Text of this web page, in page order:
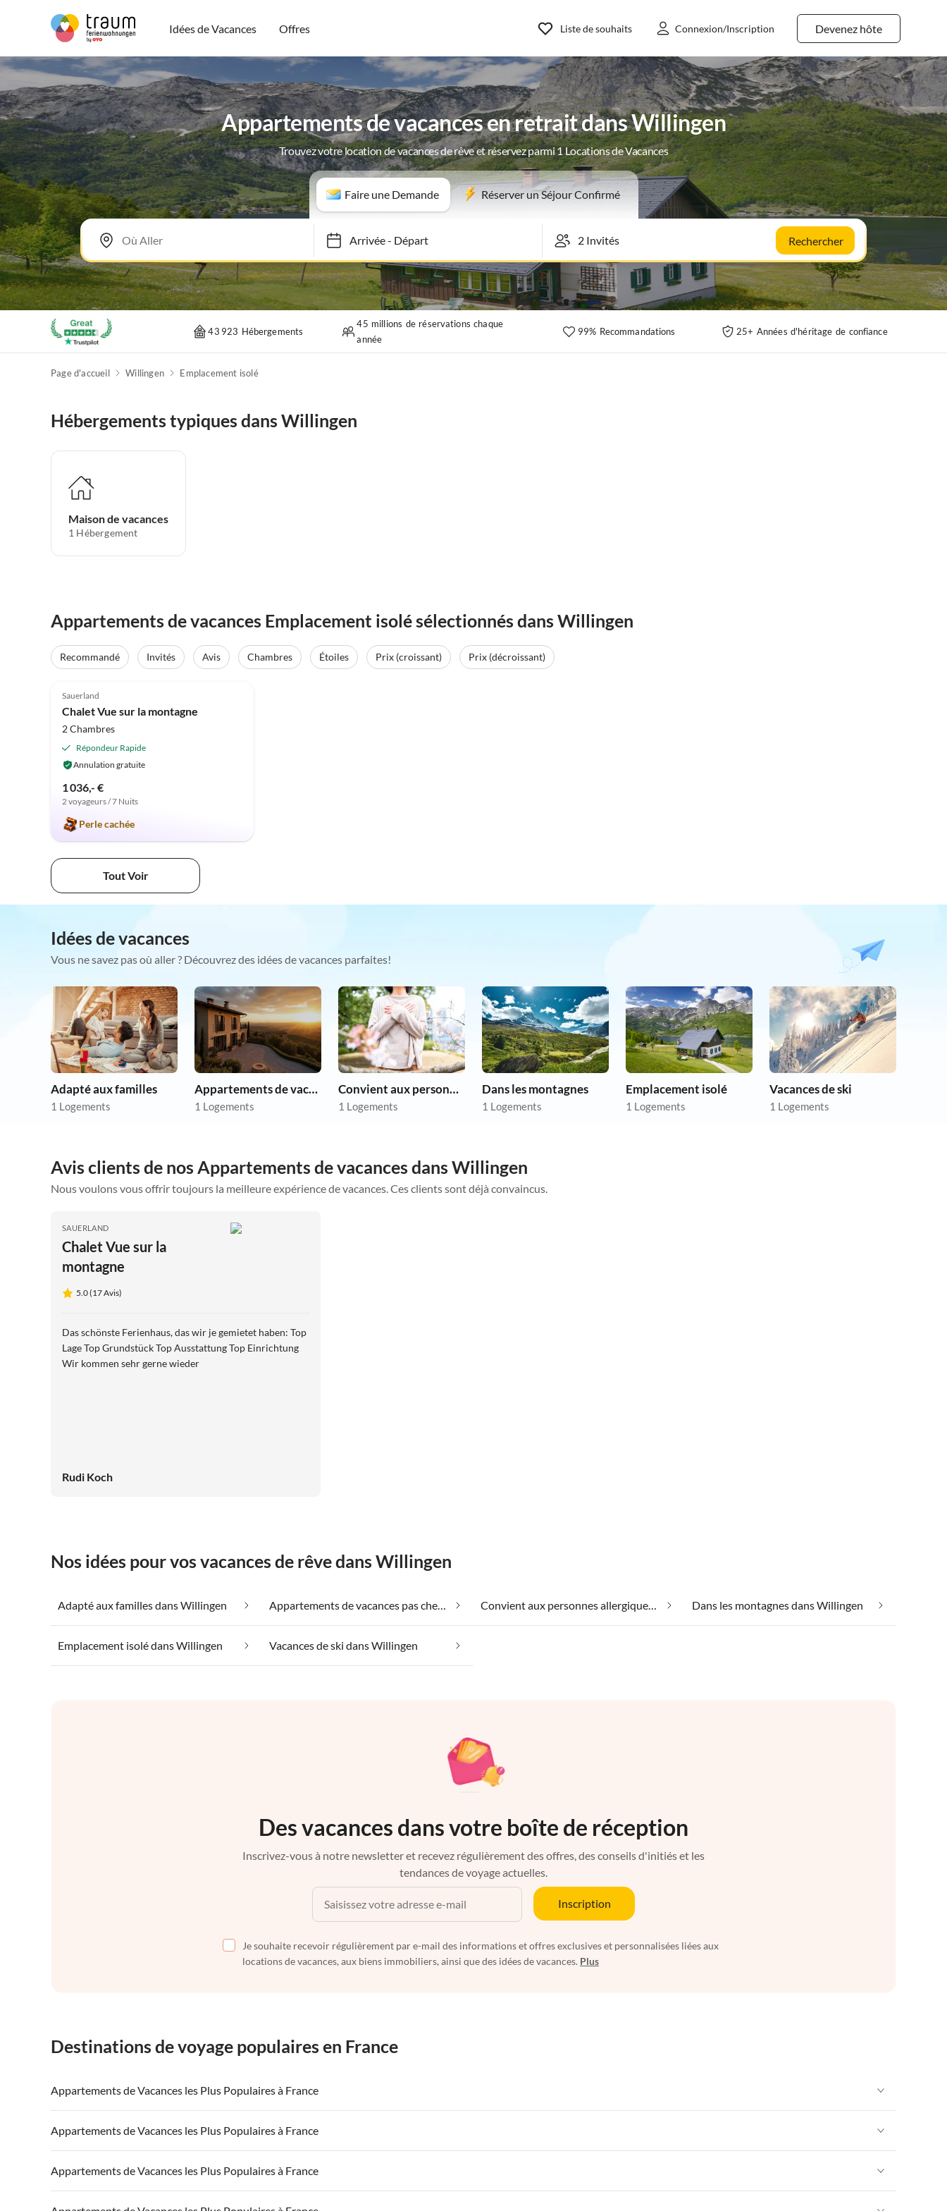
Idées de Vacances Offres Devenez hôte
Liste de souhaits Connexion/Inscription
Appartements de vacances en retrait dans Willingen
Trouvez votre location de vacances de rêve et réservez parmi 1 Locations de Vacances
Faire une Demande Réserver un Séjour Confirmé
Arrivée-Départ Rechercher
43 923 Hébergements
45 millions de réservations chaque
année
99% Recommandations 25+ Années d'héritage de confiance
Page d'accueil Willingen Emplacement isolé
Hébergements typiques dans Willingen
Maison de vacances
1 Hébergement
Appartements de vacances Emplacement isolé sélectionnés dans Willingen
Recommandé Invités Avis Chambres Étoiles Prix (croissant) Prix (décroissant)
Meilleure
Annonce
Sauerland
Chalet Vue sur la montagne
2 Chambres
Répondeur Rapide
Annulation gratuite
1 036,- €
2 voyageurs / 7 Nuits
Perle cachée
Tout Voir
Idées de vacances
Vous ne savez pas où aller ? Découvrez des idées de vacances parfaites!
Adapté aux familles
1 Logements
Appartements de vacances pas chers
1 Logements
Convient aux personnes allergiques
1 Logements
Dans les montagnes
1 Logements
Emplacement isolé
1 Logements
Vacances de ski
1 Logements
Avis clients de nos Appartements de vacances dans Willingen
Nous voulons vous offrir toujours la meilleure expérience de vacances. Ces clients sont déjà convaincus.
SAUERLAND
Chalet Vue sur la
montagne
5.0 (17 Avis)
Das schönste Ferienhaus, das wir je gemietet haben: Top
Lage Top Grundstück Top Ausstattung Top Einrichtung
Wir kommen sehr gerne wieder
Rudi Koch
Nos idées pour vos vacances de rêve dans Willingen
Adapté aux familles dans Willingen Appartements de vacances pas chers dans Willingen Convient aux personnes allergiques dans Willingen Dans les montagnes dans Willingen
Emplacement isolé dans Willingen Vacances de ski dans Willingen
Des vacances dans votre boîte de réception
Inscrivez-vous à notre newsletter et recevez régulièrement des offres, des conseils d'initiés et les
tendances de voyage actuelles.
Inscription
Je souhaite recevoir régulièrement par e-mail des informations et offres exclusives et personnalisées liées aux
locations de vacances, aux biens immobiliers, ainsi que des idées de vacances. Plus
Destinations de voyage populaires en France
Appartements de Vacances les Plus Populaires à France
Appartements de Vacances à France Appartements de Vacances à Paris-Ile de France
Appartements de Vacances à Côte atlantique Appartements de Vacances à la Normandie Appartements de Vacances à Sud de la France Appartements de Vacances à Provence
Appartements de Vacances à Côte d'Azur
Appartements de Vacances les Plus Populaires à France
Appartements de Vacances à France Appartements de Vacances à Paris-Ile de France
Appartements de Vacances à Côte atlantique Appartements de Vacances à la Normandie Appartements de Vacances à Sud de la France Appartements de Vacances à Provence
Appartements de Vacances les Plus Populaires à France
Appartements de Vacances à France Appartements de Vacances à Paris-Ile de France